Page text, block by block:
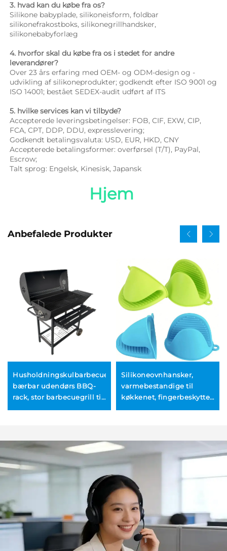
3. hvad kan du købe fra os?
Silikone babyplade, silikoneisform, foldbar
silikonefrakostboks, silikonegrillhandsker,
silikonebabyforlæg
4. hvorfor skal du købe fra os i stedet for andre
leverandører?
Over 23 års erfaring med OEM- og ODM-design og -
udvikling af silikoneprodukter; godkendt efter ISO 9001 og
ISO 14001; bestået SEDEX-audit udført af ITS
5. hvilke services kan vi tilbyde?
Accepterede leveringsbetingelser: FOB, CIF, EXW, CIP,
FCA, CPT, DDP, DDU, expresslevering;
Godkendt betalingsvaluta: USD, EUR, HKD, CNY
Accepterede betalingsformer: overførsel (T/T), PayPal,
Escrow;
Talt sprog: Engelsk, Kinesisk, Japansk
Hjem
Anbefalede Produkter
Husholdningskulbarbecuegrill,
bærbar udendørs BBQ-
rack, stor barbecuegrill til
Silikoneovnhansker,
varmebestandige til
køkkenet, fingerbeskytter,
køkkenhansker